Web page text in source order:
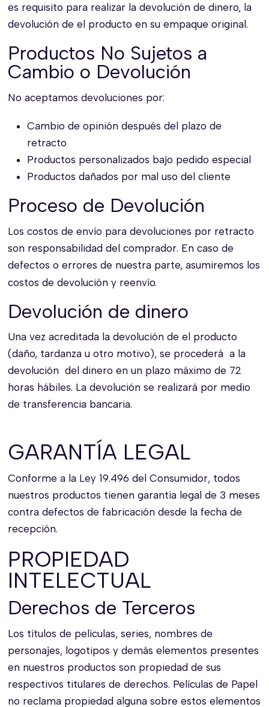
es requisito para realizar la devolución de dinero, la
devolución de el producto en su empaque original.
Productos No Sujetos a
Cambio o Devolución
No aceptamos devoluciones por:
Cambio de opinión después del plazo de
retracto
Productos personalizados bajo pedido especial
Productos dañados por mal uso del cliente
Proceso de Devolución
Los costos de envío para devoluciones por retracto
son responsabilidad del comprador. En caso de
defectos o errores de nuestra parte, asumiremos los
costos de devolución y reenvío.
Devolución de dinero
Una vez acreditada la devolución de el producto
(daño, tardanza u otro motivo), se procederá a la
devolución del dinero en un plazo máximo de 72
horas hábiles. La devolución se realizará por medio
de transferencia bancaria.
GARANTÍA LEGAL
Conforme a la Ley 19.496 del Consumidor, todos
nuestros productos tienen garantía legal de 3 meses
contra defectos de fabricación desde la fecha de
recepción.
PROPIEDAD
INTELECTUAL
Derechos de Terceros
Los títulos de películas, series, nombres de
personajes, logotipos y demás elementos presentes
en nuestros productos son propiedad de sus
respectivos titulares de derechos. Películas de Papel
no reclama propiedad alguna sobre estos elementos